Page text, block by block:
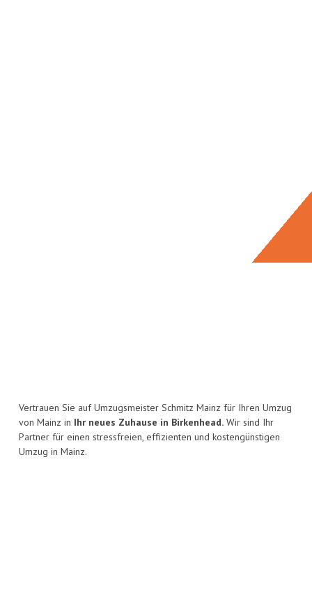
Vertrauen Sie auf Umzugsmeister Schmitz Mainz für Ihren Umzug
von Mainz in Ihr neues Zuhause in Birkenhead. Wir sind Ihr
Partner für einen stressfreien, effizienten und kostengünstigen
Umzug in Mainz.